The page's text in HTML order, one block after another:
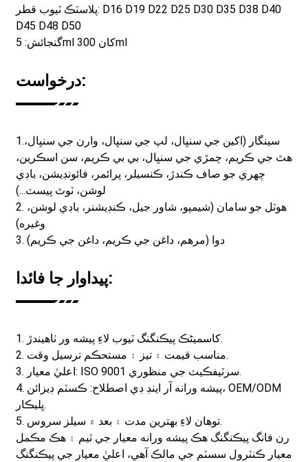
پلاسٽڪ ٽيوب قطر: D16 D19 D22 D25 D30 D35 D38 D40
D45 D48 D50
گنجائش: 5ml کان 300ml
درخواست:
1.سينگار (اکين جي سنڀال، لپ جي سنڀال، وارن جي سنڀال،
هٿ جي ڪريم، چمڙي جي سنڀال، بي بي ڪريم، سن اسڪرين،
چهري جو صاف ڪندڙ، ڪنسيلر، پرائمر، فائونڊيشن، باڊي
لوشن، ٽوٿ پيسٽ...)
2. هوٽل جو سامان (شيمپو، شاور جيل، ڪنڊيشنر، باڊي لوشن،
وغيره)
3. دوا (مرهم، داغن جي ڪريم، داغن جي ڪريم)
پيداوار جا فائدا:
1. کاسمیٹڪ پيڪنگنگ ٽيوب لاءِ پيشه ور ٺاهيندڙ.
2. مناسب قيمت ۽ تيز ۽ مستحڪم ترسيل وقت.
3. اعليٰ معيار: ISO 9001 سرٽيفڪيٽ جي منظوري.
4. پيشه ورانه آر اينڊ ڊي اصطلاح: ڪسٽم ڊيزائن، OEM/ODM
ڀليڪار.
5. توهان لاءِ بهترين مدت ۽ بعد ۾ سيلز سروس.
رن فانگ پيڪنگنگ هڪ پيشه ورانه معيار جي ٽيم ۽ هڪ مڪمل
معيار ڪنٽرول سسٽم جي مالڪ آهي، اعليٰ معيار جي پيڪنگنگ